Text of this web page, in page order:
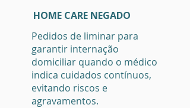
HOME CARE NEGADO
Pedidos de liminar para
garantir internação
domiciliar quando o médico
indica cuidados contínuos,
evitando riscos e
agravamentos.